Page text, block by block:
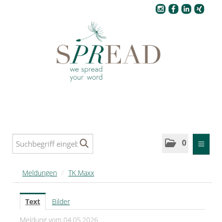
0
MELDUNGEN
SPREAD
SPREAD Medleys für Deutschland
Meldungen / TK Maxx
Text
Bilder
Meldung vom 04.05.2026